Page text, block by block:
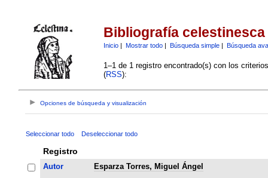
Bibliografía celestinesca
Inicio| Mostrar todo| Búsqueda simple| Búsqueda
1–1 de 1 registro encontrado(s) con los
(RSS):
Opciones de búsqueda y visualización
Seleccionar todo Deseleccionar todo
Registro
Autor
Esparza Torres, Miguel Ángel